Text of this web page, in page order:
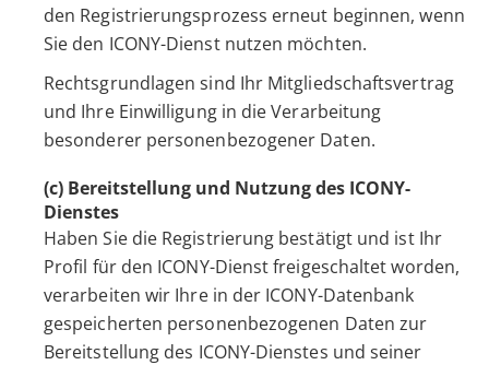
den Registrierungsprozess erneut beginnen, wenn
Sie den ICONY-Dienst nutzen möchten.
Rechtsgrundlagen sind Ihr Mitgliedschaftsvertrag
und Ihre Einwilligung in die Verarbeitung
besonderer personenbezogener Daten.
(c) Bereitstellung und Nutzung des ICONY-
Dienstes
Haben Sie die Registrierung bestätigt und ist Ihr
Profil für den ICONY-Dienst freigeschaltet worden,
verarbeiten wir Ihre in der ICONY-Datenbank
gespeicherten personenbezogenen Daten zur
Bereitstellung des ICONY-Dienstes und seiner